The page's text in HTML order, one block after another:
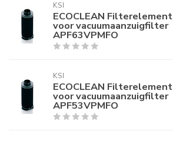
KSI
ECOCLEAN Filterelement
voor vacuumaanzuigfilter
APF63VPMFO
KSI
ECOCLEAN Filterelement
voor vacuumaanzuigfilter
APF53VPMFO